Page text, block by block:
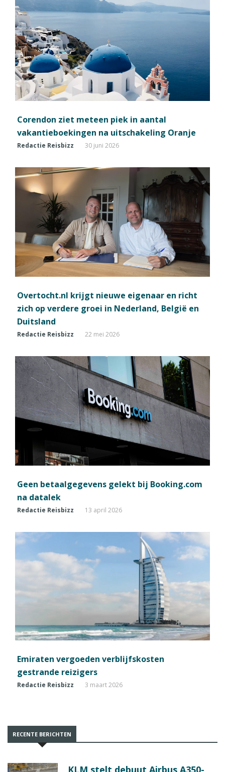
Corendon ziet meteen piek in aantal
vakantieboekingen na uitschakeling Oranje
Redactie Reisbizz 30 juni 2026
Overtocht.nl krijgt nieuwe eigenaar en richt
zich op verdere groei in Nederland, België en
Duitsland
Redactie Reisbizz 22 mei 2026
Geen betaalgegevens gelekt bij Booking.com
na datalek
Redactie Reisbizz 13 april 2026
Emiraten vergoeden verblijfskosten
gestrande reizigers
Redactie Reisbizz 3 maart 2026
RECENTE BERICHTEN
KLM stelt debuut Airbus A350-